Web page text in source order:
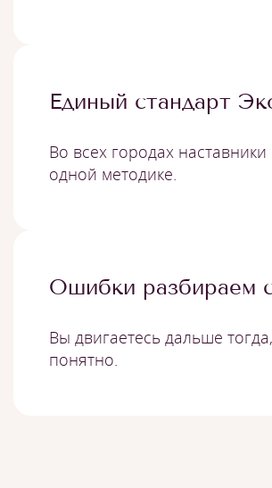
Единый стандарт
Во всех городах
одной методике.
Ошибки разбираем
Вы двигаетесь дальше
понятно.